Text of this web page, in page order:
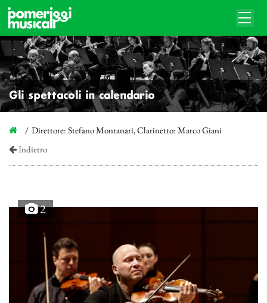
Gli spettacoli in calendario
Direttore: Stefano Montanari, Clarinetto: Marco Giani
Indietro
2